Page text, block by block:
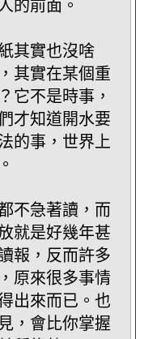
的前面。
其實也沒啥
其實在某個重
它不是時事，
才知道開水要
的事，世界上
不急著讀，而
就是好幾年甚
報，反而許多
原來很多事情
出來而已。也
，會比你掌握